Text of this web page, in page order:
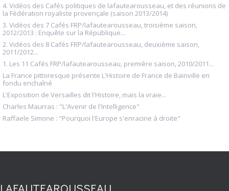
4. Vidéos des Cafés politiques de lafautearousseau, et des réunions de
la Fédération royaliste provençale (saison 2013/2014)
3. Vidéos des 7 Cafés FRP/lafautearousseau, troisième saison,
2012/2013 : Enquête sur la République...
2. Vidéos des 8 Cafés FRP/lafautearousseau, deuxième saison,
2011/2012...
1. Les 11 Cafés FRP/lafautearousseau, première saison, 2010/2011...
La France pittoresque présente L'Histoire de France de Bainville en
fondu enchaîné
L'Exposition de Versailles dit l'Histoire, mais la vraie...
Charles Maurras : "L'Avenir de l'Intelligence"
Raffaele Simone : "Pourquoi l'Europe s'enracine à droite"
LAFAUTEAROUSSEAU